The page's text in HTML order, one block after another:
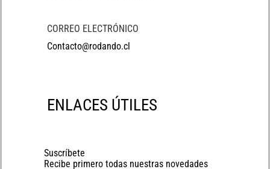
CORREO ELECTRÓNICO
Contacto@rodando.cl
ENLACES ÚTILES
Suscríbete
Recibe primero todas nuestras novedades